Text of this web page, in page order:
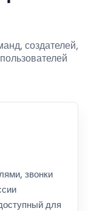
создателей,
звонки
для